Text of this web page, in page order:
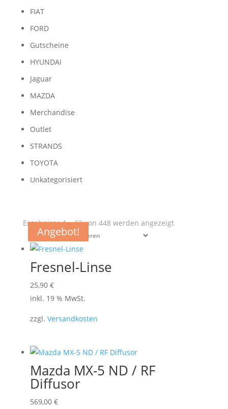
FIAT
FORD
Gutscheine
HYUNDAI
Jaguar
MAZDA
Merchandise
Outlet
STRANDS
TOYOTA
Unkategorisiert
Ergebnisse 1 – 62 von 448 werden angezeigtNach
Fresnel-Linse
25,90 €
inkl. 19 % MwSt.
zzgl. Versandkosten
Mazda MX-5 ND / RF
Diffusor
569,00 €
Angebot!
Angebot!
Angebot!
Angebot!